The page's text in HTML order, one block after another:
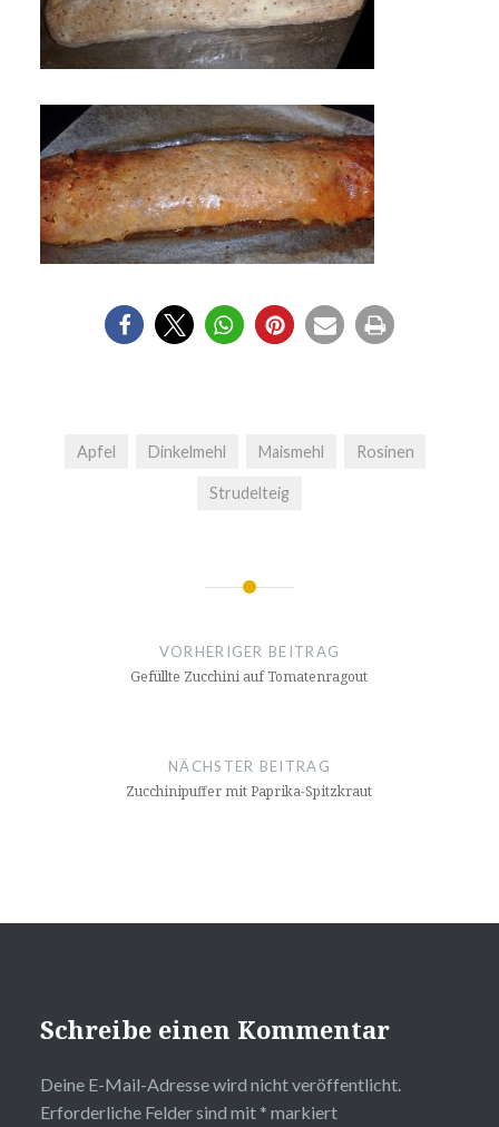
Apfel Dinkelmehl Maismehl Rosinen
Strudelteig
NavigationVORHERIGER BEITRAG
Gefüllte Zucchini auf Tomatenragout
NÄCHSTER BEITRAG
Zucchinipuffer mit Paprika-Spitzkraut
Schreibe einen Kommentar
Deine E-Mail-Adresse wird nicht veröffentlicht.
Erforderliche Felder sind mit * markiert